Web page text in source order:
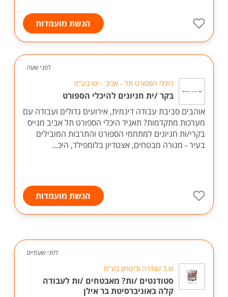
הגשת מועמדות
לפני שעה
היכלי הספורט תל - אביב - יפו בע"מ
בקר /ית חניונים להיכלי הספורט
אוהבים סביבת עבודה דינמית, אירועים גדולים ועבודה עם
מערכות מתקדמות? תאגיד היכלי הספורט תל אביב מגייס
בקרי/ות חניונים למתחמי הספורט והתרבות המובילים
בעיר - מנורה מבטחים, אצטדיון בלומפילד, היכ...
הגשת מועמדות
לפני שעתיים
ש.ב שמירה וביטחון בע"מ
סטודנטים /ות? מאבטחים /ות לעבודה
קלה באוניברסיטת בר אילן